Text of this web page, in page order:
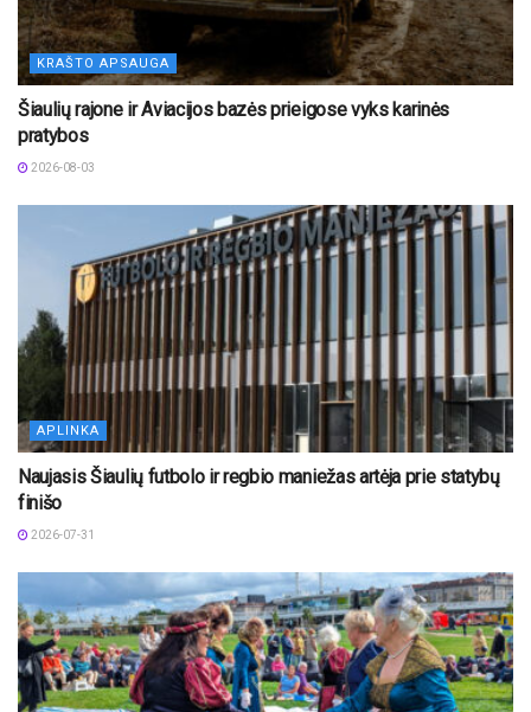
KRAŠTO APSAUGA
Šiaulių rajone ir Aviacijos bazės prieigose vyks karinės
pratybos
2026-08-03
APLINKA
Naujasis Šiaulių futbolo ir regbio maniežas artėja prie statybų
finišo
2026-07-31